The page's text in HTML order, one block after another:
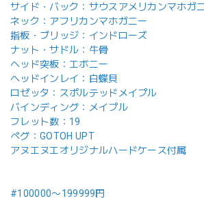
サイド・バック：サウスアメリカンマホガ
ネック：アフリカンマホガニー
指板・ブリッジ：インドローズ
ナット・サドル：牛骨
ヘッド突板：エボニー
ヘッドインレイ：白蝶貝
ロゼッタ：スポルテッドメイプル
バインディング：メイプル
フレット数：19
ペグ：GOTOH UPT
アヌエヌエオリジナルハードケース付属
#100000〜199999円